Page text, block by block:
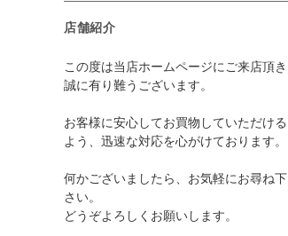
店舗紹介
この度は当店ホームページにご来店頂き
誠に有り難うございます。
お客様に安心してお買物していただける
よう、迅速な対応を心がけております。
何かございましたら、お気軽にお尋ね下
さい。
どうぞよろしくお願いします。